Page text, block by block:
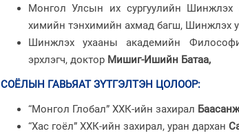
Монгол Улсын их сургуулийн Шинжлэх
химийн тэнхимийн ахмад багш, Шинжлэх
Шинжлэх ухааны академийн
эрхлэгч, доктор Мишиг-Ишийн Батаа,
СОЁЛЫН ГАВЬЯАТ ЗҮТГЭЛТЭН ЦОЛООР:
“Монгол Глобал” ХХК-ийн захирал
“Хас гоёл” ХХК-ийн захирал, уран дархан